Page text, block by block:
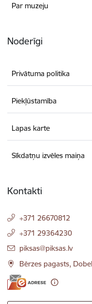
Par muzeju
Noderīgi
Privātuma politika
Piekļūstamība
Lapas karte
Sīkdatņu izvēles maiņa
Kontakti
+371 26670812
+371 29364230
E-pasts:
piksas@piksas.lv
Bērzes pagasts,